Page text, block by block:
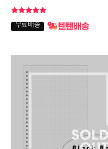
무료배송